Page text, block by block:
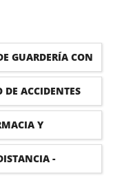
GUARDERÍA CON
DE ACCIDENTES
Y
PRÁCTICAS
-